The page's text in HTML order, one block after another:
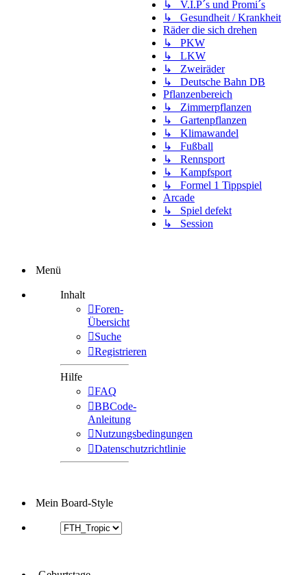
↳ V.I.P´s und Promi´s
↳ Gesundheit / Krankheit
Räder die sich drehen
↳ PKW
↳ LKW
↳ Zweiräder
↳ Deutsche Bahn DB
Pflanzenbereich
↳ Zimmerpflanzen
↳ Gartenpflanzen
↳ Klimawandel
↳ Fußball
↳ Rennsport
↳ Kampfsport
↳ Formel 1 Tippspiel
Arcade
↳ Spiel defekt
↳ Session
Menü
Inhalt
Foren-
Übersicht
Suche
Registrieren
Hilfe
FAQ
BBCode-
Anleitung
Nutzungsbedingungen
Datenschutzrichtlinie
Mein Board-Style